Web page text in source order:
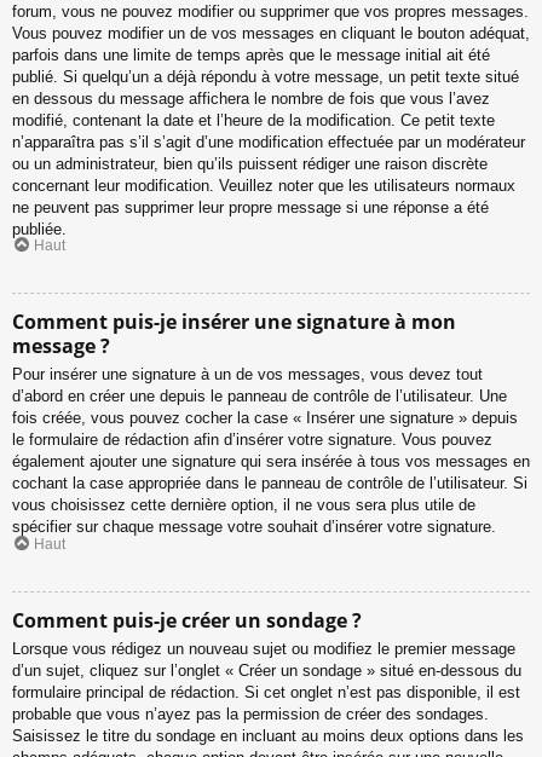
forum, vous ne pouvez modifier ou supprimer que vos propres messages.
Vous pouvez modifier un de vos messages en cliquant le bouton adéquat,
parfois dans une limite de temps après que le message initial ait été
publié. Si quelqu’un a déjà répondu à votre message, un petit texte situé
en dessous du message affichera le nombre de fois que vous l’avez
modifié, contenant la date et l’heure de la modification. Ce petit texte
n’apparaîtra pas s’il s’agit d’une modification effectuée par un modérateur
ou un administrateur, bien qu’ils puissent rédiger une raison discrète
concernant leur modification. Veuillez noter que les utilisateurs normaux
ne peuvent pas supprimer leur propre message si une réponse a été
publiée.
Haut
Comment puis-je insérer une signature à mon
message ?
Pour insérer une signature à un de vos messages, vous devez tout
d’abord en créer une depuis le panneau de contrôle de l’utilisateur. Une
fois créée, vous pouvez cocher la case « Insérer une signature » depuis
le formulaire de rédaction afin d’insérer votre signature. Vous pouvez
également ajouter une signature qui sera insérée à tous vos messages en
cochant la case appropriée dans le panneau de contrôle de l’utilisateur. Si
vous choisissez cette dernière option, il ne vous sera plus utile de
spécifier sur chaque message votre souhait d’insérer votre signature.
Haut
Comment puis-je créer un sondage ?
Lorsque vous rédigez un nouveau sujet ou modifiez le premier message
d’un sujet, cliquez sur l’onglet « Créer un sondage » situé en-dessous du
formulaire principal de rédaction. Si cet onglet n’est pas disponible, il est
probable que vous n’ayez pas la permission de créer des sondages.
Saisissez le titre du sondage en incluant au moins deux options dans les